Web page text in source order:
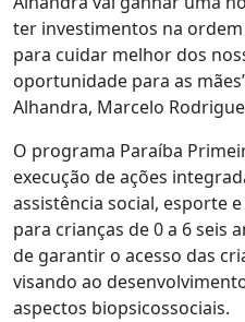
ter investimentos na
para cuidar melhor dos
oportunidade para as
Alhandra, Marcelo
O programa Paraíba
execução de ações
assistência social, esporte
para crianças de 0 a 6 seis
de garantir o acesso das
visando ao
aspectos biopsicossociais.